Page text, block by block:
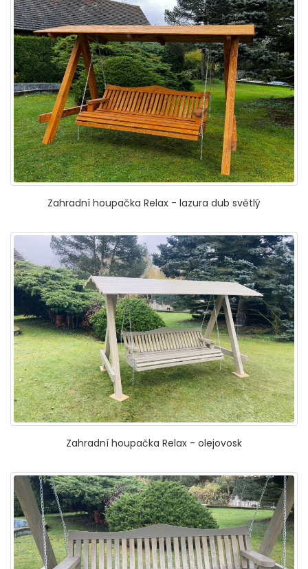
Zahradní houpačka Relax - lazura dub světlý
Zahradní houpačka Relax - olejovosk